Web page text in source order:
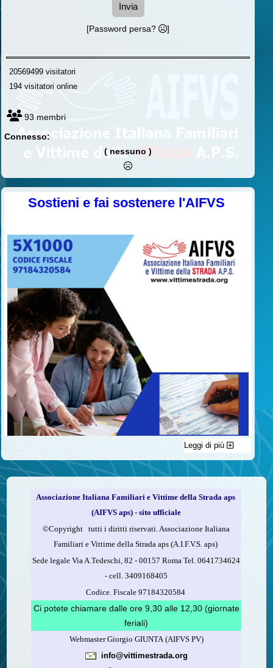
Invia
[Password persa? ]
20569499 visitatori
194 visitatori online
93 membri
Connesso:
( nessuno )
Sostieni e fai sostenere l'AIFVS
C'è un modo di contribuire alle attività dell’A.I.F.V.S. a favore
delle vittime della strada e per dare giustizia ai superstiti ed ai
loro familiari che non costa nulla: devolvere il 5 per mille della
Compila la scheda CUD o del modello 730.
Firma nel riquadro indicato come “Sostegno delle
organizzazioni non lucrative di utilità sociale, delle associazioni
Indica nel riquadro il codice fiscale dell’A.I.F.V.S.:
97184320584
Leggi come fare
Leggi di più
Associazione Italiana Familiari e Vittime della Strada aps
(AIFVS aps) - sito ufficiale
©​Copyright tutti i diritti riservati. Associazione Italiana
Familiari e Vittime della Strada aps (A.I.F.V.S. aps)
Sede legale Via A.Tedeschi, 82 - 00157 Roma Tel. 0641734624
-cell.3409168405
Codice. Fiscale 97184320584
Ci potete chiamare dalle ore 9,30 alle 12,30 (giornate
feriali)
Webmaster Giorgio GIUNTA (AIFVS PV)
info@vittimestrada.org